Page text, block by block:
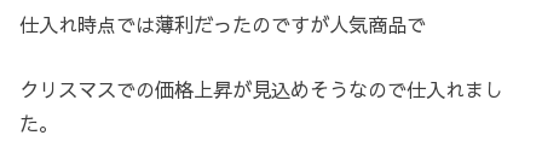
仕入れ時点では薄利だったのですが人気商品で
クリスマスでの価格上昇が見込めそうなので仕入れまし
た。